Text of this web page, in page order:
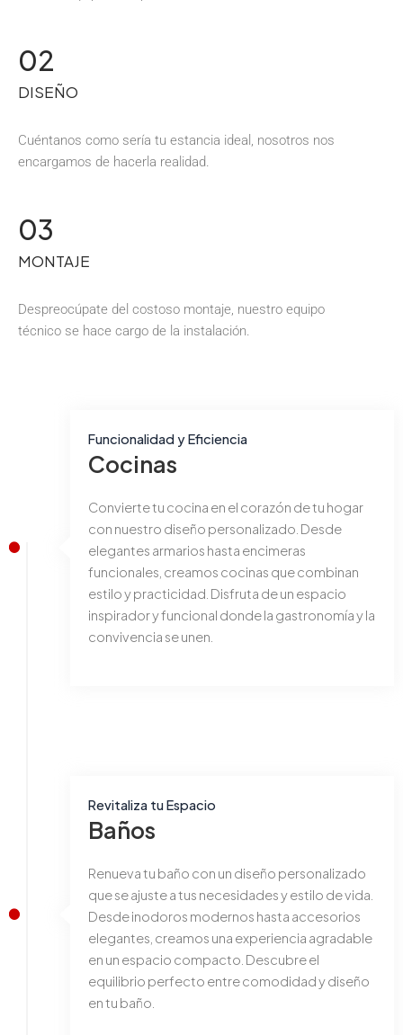
02
DISEÑO
Cuéntanos como sería tu estancia ideal, nosotros nos
encargamos de hacerla realidad.
03
MONTAJE
Despreocúpate del costoso montaje, nuestro equipo
técnico se hace cargo de la instalación.
Funcionalidad y Eficiencia
Cocinas
Convierte tu cocina en el corazón de tu hogar
con nuestro diseño personalizado. Desde
elegantes armarios hasta encimeras
funcionales, creamos cocinas que combinan
estilo y practicidad. Disfruta de un espacio
inspirador y funcional donde la gastronomía y la
convivencia se unen.
Revitaliza tu Espacio
Baños
Renueva tu baño con un diseño personalizado
que se ajuste a tus necesidades y estilo de vida.
Desde inodoros modernos hasta accesorios
elegantes, creamos una experiencia agradable
en un espacio compacto. Descubre el
equilibrio perfecto entre comodidad y diseño
en tu baño.